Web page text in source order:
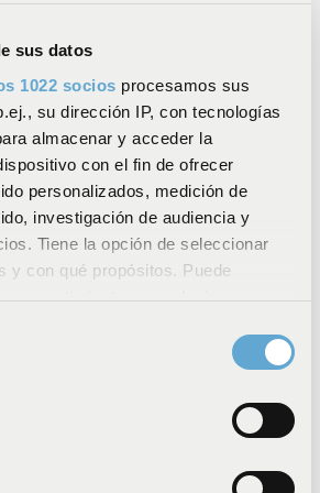
sus datos
1022 socios procesamos sus
su dirección IP, con tecnologías
almacenar y acceder la
con el fin de ofrecer
personalizados, medición de
investigación de audiencia y
Tiene la opción de seleccionar
y con qué propósitos. Puede
consentimiento en cualquier
sobre su ubicación
te llamará para realizar el control
verificar la información del pedido
de instalación, accesorios y opciones,
un error en el pedido, el asesor
llamamos al 100% de nuestros
Vista interior